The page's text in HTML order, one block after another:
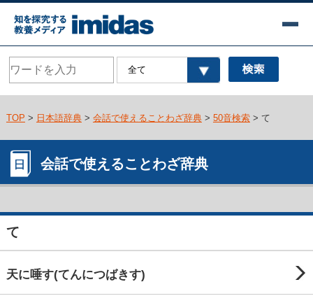
TOP > 日本語辞典> 会話で使えることわざ辞典> 50音検索> て
会話で使えることわざ辞典
て
天に唾す(てんにつばきす)